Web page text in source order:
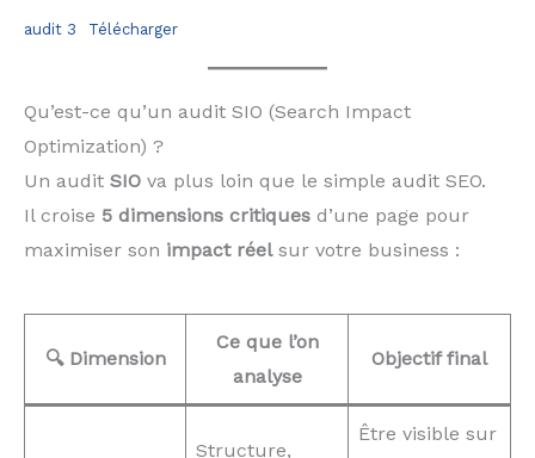
audit 3 Télécharger
Qu’est-ce qu’un audit SIO (Search Impact
Optimization) ?
Un audit SIO va plus loin que le simple audit SEO.
Il croise 5 dimensions critiques d’une page pour
maximiser son impact réelsur votre business :
🔍 Dimension
Ce que l’on
analyse
Objectif final
Structure,
Être visible sur